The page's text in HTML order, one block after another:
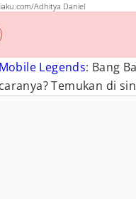
Adhitya Daniel
Mobile Legends: Bang
Temukan di